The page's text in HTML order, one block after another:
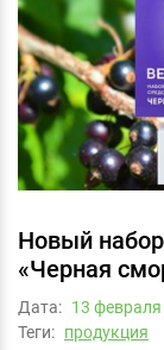
Новый
«Черная
Дата: 13
Теги: продукция